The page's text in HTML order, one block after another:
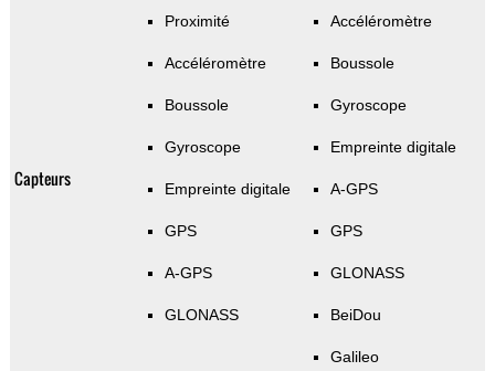
Capteurs
Proximité
Accéléromètre
Boussole
Gyroscope
Empreinte digitale
GPS
A-GPS
GLONASS
Accéléromètre
Boussole
Gyroscope
Empreinte digitale
A-GPS
GPS
GLONASS
BeiDou
Galileo